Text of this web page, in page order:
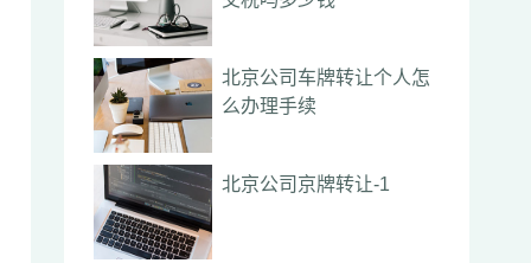
北京公司车牌转让个人怎
么办理手续
北京公司京牌转让-1